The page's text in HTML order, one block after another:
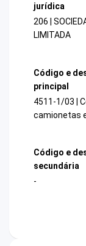
jurídica
206 |
LIMITADA
Código e
principal
4511-1/03 |
camionetas
Código e
secundária
-